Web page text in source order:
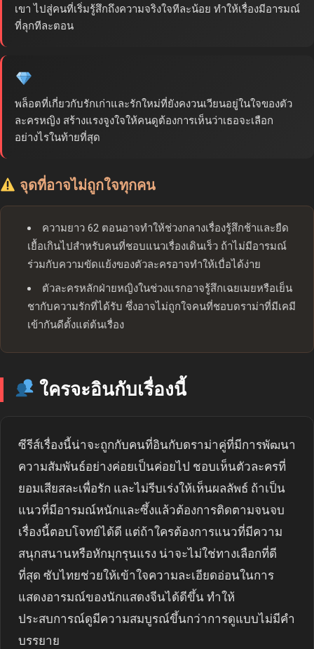
เขา ไปสู่คนที่เริ่มรู้สึกถึงความจริงใจทีละน้อย ทำให้เรื่องมีอารมณ์
ที่ลุกทีละตอน
พล็อตที่เกี่ยวกับรักเก่าและรักใหม่ที่ยังคงวนเวียนอยู่ในใจของตัว
ละครหญิง สร้างแรงจูงใจให้คนดูต้องการเห็นว่าเธอจะเลือก
อย่างไรในท้ายที่สุด
จุดที่อาจไม่ถูกใจทุกคน
ความยาว 62 ตอนอาจทำให้ช่วงกลางเรื่องรู้สึกช้าและยืด
เยื้อเกินไปสำหรับคนที่ชอบแนวเรื่องเดินเร็ว ถ้าไม่มีอารมณ์
ร่วมกับความขัดแย้งของตัวละครอาจทำให้เบื่อได้ง่าย
ตัวละครหลักฝ่ายหญิงในช่วงแรกอาจรู้สึกเฉยเมยหรือเย็น
ชากับความรักที่ได้รับ ซึ่งอาจไม่ถูกใจคนที่ชอบดราม่าที่มีเคมี
เข้ากันดีตั้งแต่ต้นเรื่อง
ใครจะอินกับเรื่องนี้
ซีรีส์เรื่องนี้น่าจะถูกกับคนที่อินกับดราม่าคู่ที่มีการพัฒนา
ความสัมพันธ์อย่างค่อยเป็นค่อยไป ชอบเห็นตัวละครที่
ยอมเสียสละเพื่อรัก และไม่รีบเร่งให้เห็นผลลัพธ์ ถ้าเป็น
แนวที่มีอารมณ์หนักและซึ้งแล้วต้องการติดตามจนจบ
เรื่องนี้ตอบโจทย์ได้ดี แต่ถ้าใครต้องการแนวที่มีความ
สนุกสนานหรือหักมุกรุนแรง น่าจะไม่ใช่ทางเลือกที่ดี
ที่สุด ซับไทยช่วยให้เข้าใจความละเอียดอ่อนในการ
แสดงอารมณ์ของนักแสดงจีนได้ดีขึ้น ทำให้
ประสบการณ์ดูมีความสมบูรณ์ขึ้นกว่าการดูแบบไม่มีคำ
บรรยาย